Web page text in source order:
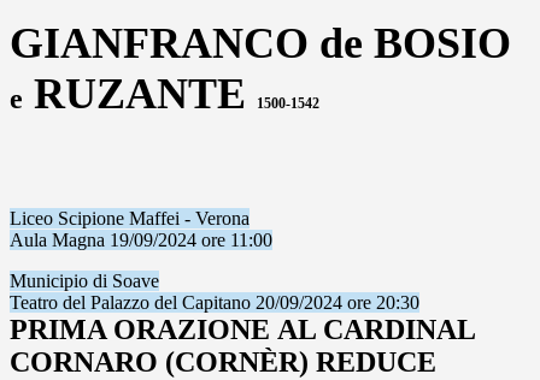
GIANFRANCO de BOSIO
e RUZANTE 1500-1542
Liceo Scipione Maffei - Verona
Aula Magna 19/09/2024 ore 11:00
Municipio di Soave
Teatro del Palazzo del Capitano 20/09/2024 ore 20:30
PRIMA ORAZIONE AL CARDINAL
CORNARO (CORNÈR) REDUCE